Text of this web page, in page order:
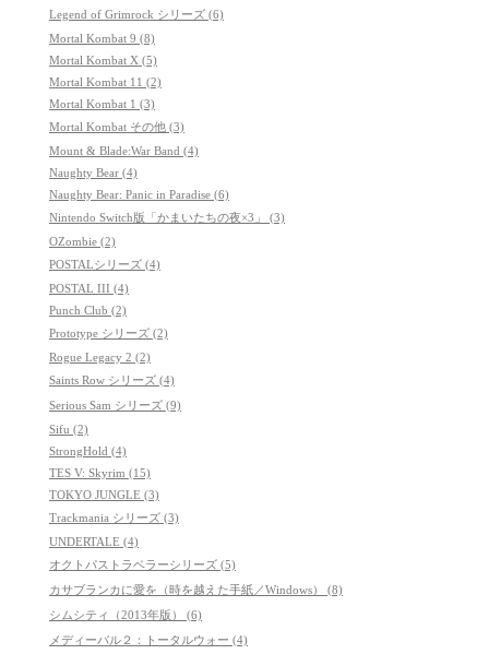
Legend of Grimrock シリーズ (6)
Mortal Kombat 9 (8)
Mortal Kombat X (5)
Mortal Kombat 11 (2)
Mortal Kombat 1 (3)
Mortal Kombat その他 (3)
Mount & Blade:War Band (4)
Naughty Bear (4)
Naughty Bear: Panic in Paradise (6)
Nintendo Switch版「かまいたちの夜×3」 (3)
OZombie (2)
POSTALシリーズ (4)
POSTAL III (4)
Punch Club (2)
Prototype シリーズ (2)
Rogue Legacy 2 (2)
Saints Row シリーズ (4)
Serious Sam シリーズ (9)
Sifu (2)
StrongHold (4)
TES V: Skyrim (15)
TOKYO JUNGLE (3)
Trackmania シリーズ (3)
UNDERTALE (4)
オクトパストラベラーシリーズ (5)
カサブランカに愛を（時を越えた手紙／Windows） (8)
シムシティ（2013年版） (6)
メディーバル２：トータルウォー (4)